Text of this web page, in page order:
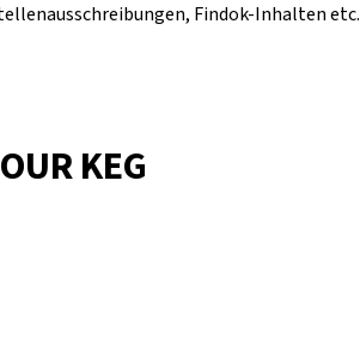
Findok-Inhalten etc.
KEG